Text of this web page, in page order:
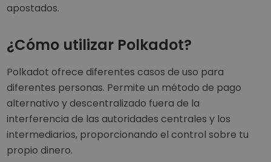
apostados.
¿Cómo utilizar Polkadot?
Polkadot ofrece diferentes casos de uso para
diferentes personas. Permite un método de pago
alternativo y descentralizado fuera de la
interferencia de las autoridades centrales y los
intermediarios, proporcionando el control sobre tu
propio dinero.